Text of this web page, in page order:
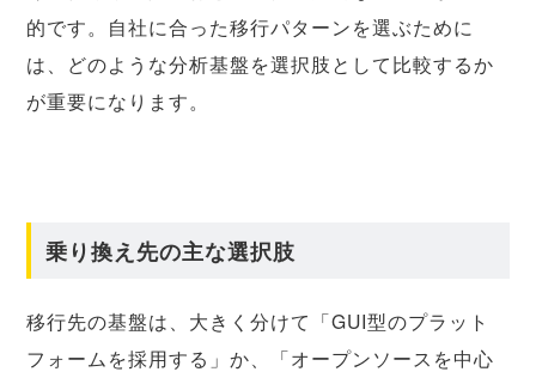
的です。自社に合った移行パターンを選ぶために
は、どのような分析基盤を選択肢として比較するか
が重要になります。
乗り換え先の主な選択肢
移行先の基盤は、大きく分けて「GUI型のプラット
フォームを採用する」か、「オープンソースを中心